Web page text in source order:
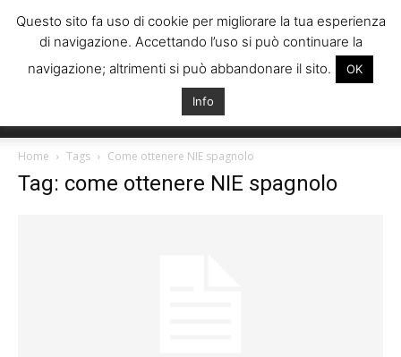
Italiani
Home Tags Come ottenere NIE spagnolo
Tag: come ottenere NIE spagnolo
Questo sito fa uso di cookie per migliorare la tua esperienza
di navigazione. Accettando l’uso si può continuare la
navigazione; altrimenti si può abbandonare il sito.
OK
Info